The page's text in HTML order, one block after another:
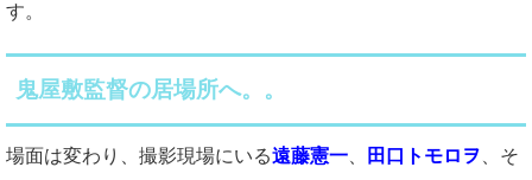
す。
鬼屋敷監督の居場所へ。。
場面は変わり、撮影現場にいる遠藤憲一 田口トモロヲ 、そ